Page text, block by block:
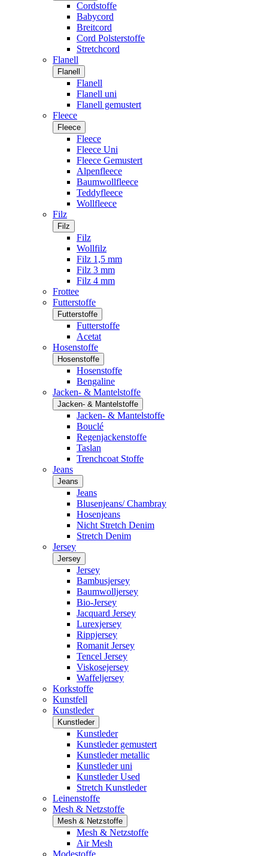
Cordstoffe
Babycord
Breitcord
Cord Polsterstoffe
Stretchcord
Flanell
Flanell
Flanell
Flanell uni
Flanell gemustert
Fleece
Fleece
Fleece
Fleece Uni
Fleece Gemustert
Alpenfleece
Baumwollfleece
Teddyfleece
Wollfleece
Filz
Filz
Filz
Wollfilz
Filz 1,5 mm
Filz 3 mm
Filz 4 mm
Frottee
Futterstoffe
Futterstoffe
Futterstoffe
Acetat
Hosenstoffe
Hosenstoffe
Hosenstoffe
Bengaline
Jacken- & Mantelstoffe
Jacken- & Mantelstoffe
Jacken- & Mantelstoffe
Bouclé
Regenjackenstoffe
Taslan
Trenchcoat Stoffe
Jeans
Jeans
Jeans
Blusenjeans/ Chambray
Hosenjeans
Nicht Stretch Denim
Stretch Denim
Jersey
Jersey
Jersey
Bambusjersey
Baumwolljersey
Bio-Jersey
Jacquard Jersey
Lurexjersey
Rippjersey
Romanit Jersey
Tencel Jersey
Viskosejersey
Waffeljersey
Korkstoffe
Kunstfell
Kunstleder
Kunstleder
Kunstleder
Kunstleder gemustert
Kunstleder metallic
Kunstleder uni
Kunstleder Used
Stretch Kunstleder
Leinenstoffe
Mesh & Netzstoffe
Mesh & Netzstoffe
Mesh & Netzstoffe
Air Mesh
Modestoffe